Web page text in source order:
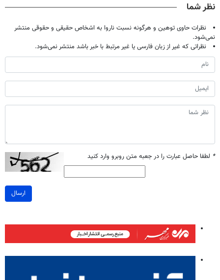
تومان!!!
نظر شما
نظرات حاوی توهین و هرگونه نسبت ناروا به اشخاص حقیقی و حقوقی منتشر
نمی‌شود.
نظراتی که غیر از زبان فارسی یا غیر مرتبط با خبر باشد منتشر نمی‌شود.
* لطفا حاصل عبارت را در جعبه متن روبرو وارد کنید
ارسال